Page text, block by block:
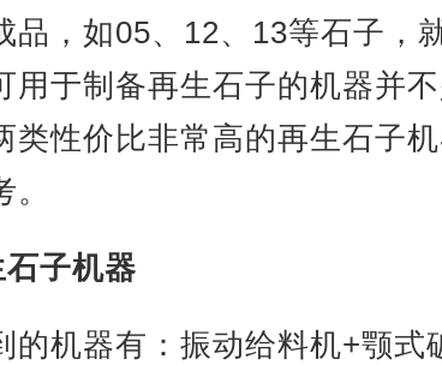
品，如05、12、13等石子，
用于制备再生石子的机器并
类性价比非常高的再生石子
子机器
的机器有：振动给料机+颚式